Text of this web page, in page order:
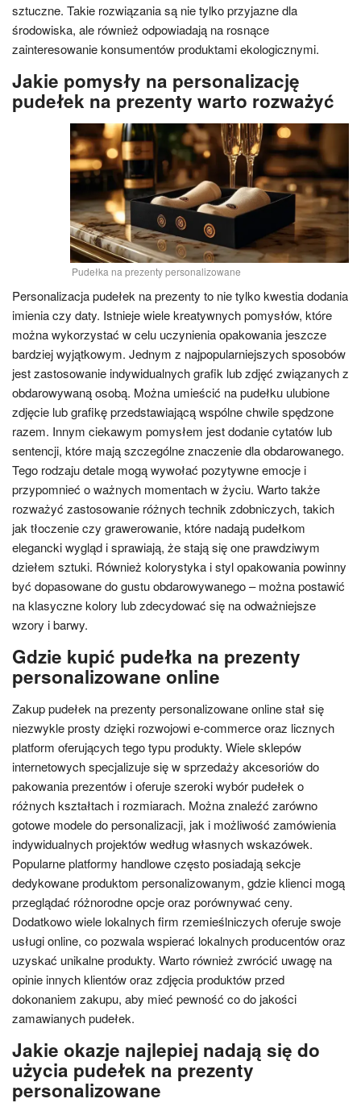
sztuczne. Takie rozwiązania są nie tylko przyjazne dla
środowiska, ale również odpowiadają na rosnące
zainteresowanie konsumentów produktami ekologicznymi.
Jakie pomysły na personalizację
pudełek na prezenty warto rozważyć
Pudełka na prezenty personalizowane
Personalizacja pudełek na prezenty to nie tylko kwestia dodania
imienia czy daty. Istnieje wiele kreatywnych pomysłów, które
można wykorzystać w celu uczynienia opakowania jeszcze
bardziej wyjątkowym. Jednym z najpopularniejszych sposobów
jest zastosowanie indywidualnych grafik lub zdjęć związanych z
obdarowywaną osobą. Można umieścić na pudełku ulubione
zdjęcie lub grafikę przedstawiającą wspólne chwile spędzone
razem. Innym ciekawym pomysłem jest dodanie cytatów lub
sentencji, które mają szczególne znaczenie dla obdarowanego.
Tego rodzaju detale mogą wywołać pozytywne emocje i
przypomnieć o ważnych momentach w życiu. Warto także
rozważyć zastosowanie różnych technik zdobniczych, takich
jak tłoczenie czy grawerowanie, które nadają pudełkom
elegancki wygląd i sprawiają, że stają się one prawdziwym
dziełem sztuki. Również kolorystyka i styl opakowania powinny
być dopasowane do gustu obdarowywanego – można postawić
na klasyczne kolory lub zdecydować się na odważniejsze
wzory i barwy.
Gdzie kupić pudełka na prezenty
personalizowane online
Zakup pudełek na prezenty personalizowane online stał się
niezwykle prosty dzięki rozwojowi e-commerce oraz licznych
platform oferujących tego typu produkty. Wiele sklepów
internetowych specjalizuje się w sprzedaży akcesoriów do
pakowania prezentów i oferuje szeroki wybór pudełek o
różnych kształtach i rozmiarach. Można znaleźć zarówno
gotowe modele do personalizacji, jak i możliwość zamówienia
indywidualnych projektów według własnych wskazówek.
Popularne platformy handlowe często posiadają sekcje
dedykowane produktom personalizowanym, gdzie klienci mogą
przeglądać różnorodne opcje oraz porównywać ceny.
Dodatkowo wiele lokalnych firm rzemieślniczych oferuje swoje
usługi online, co pozwala wspierać lokalnych producentów oraz
uzyskać unikalne produkty. Warto również zwrócić uwagę na
opinie innych klientów oraz zdjęcia produktów przed
dokonaniem zakupu, aby mieć pewność co do jakości
zamawianych pudełek.
Jakie okazje najlepiej nadają się do
użycia pudełek na prezenty
personalizowane